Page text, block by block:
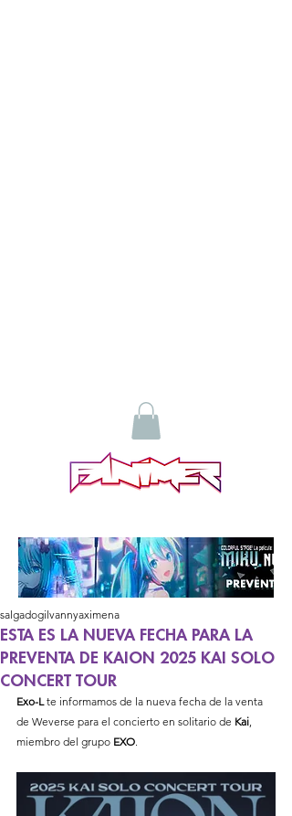
ESTA ES LA NUEVA FECHA PARA LA
PREVENTA DE KAION 2025 KAI SOLO
CONCERT TOUR
salgadogilvannyaximena
Exo-L te informamos de la nueva fecha de la venta
de Weverse para el concierto en solitario de Kai
miembro del grupo EXO